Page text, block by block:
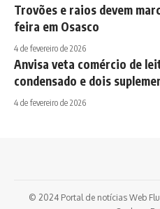
Trovões e raios devem
feira em Osasco
4 de fevereiro de 2026
Anvisa veta comércio de
condensado e dois
4 de fevereiro de 2026
© 2024 Portal de notícias Web